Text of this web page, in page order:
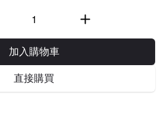
加入購物車
直接購買